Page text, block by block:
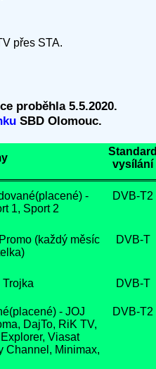
přes STA.
proběhla 5.5.2020.
SBD Olomouc.
Standard
vysílání
-
1, Sport 2
DVB-T2
(každý měsíc
DVB-T
DVB-T
- JOJ
DajTo, RiK TV,
Viasat
Channel, Minimax,
DVB-T2